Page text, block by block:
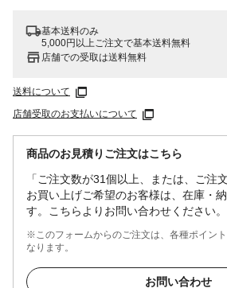
基本送料のみ
5,000円以上ご注文で基本送料無料
店舗での受取は送料無料
送料について
店舗受取のお支払いについて
商品のお見積りご注文はこちら
「ご注文数が31個以上、または、ご注
お買い上げご希望のお客様は、在庫・
す。こちらよりお問い合わせください。
※このフォームからのご注文は、各種ポイン
なります。
お問い合わせ